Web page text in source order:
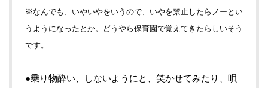
※なんでも、いやいやをいうので、いやを禁止したらノーとい
うようになったとか。どうやら保育園で覚えてきたらしいそう
です。
●乗り物酔い、しないようにと、笑かせてみたり、唄